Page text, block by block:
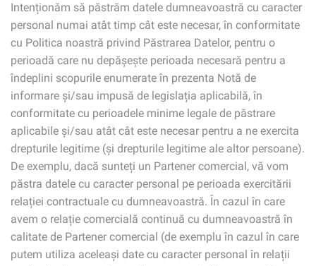
Intenționăm să păstrăm datele dumneavoastră cu caracter
personal numai atât timp cât este necesar, în conformitate
cu Politica noastră privind Păstrarea Datelor, pentru o
perioadă care nu depășește perioada necesară pentru a
îndeplini scopurile enumerate în prezenta Notă de
informare și/sau impusă de legislația aplicabilă, în
conformitate cu perioadele minime legale de păstrare
aplicabile și/sau atât cât este necesar pentru a ne exercita
drepturile legitime (și drepturile legitime ale altor persoane).
De exemplu, dacă sunteți un Partener comercial, vă vom
păstra datele cu caracter personal pe perioada exercitării
relației contractuale cu dumneavoastră. În cazul în care
avem o relație comercială continuă cu dumneavoastră în
calitate de Partener comercial (de exemplu în cazul în care
putem utiliza aceleași date cu caracter personal în relații